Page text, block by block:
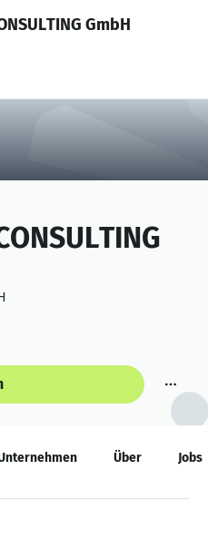
AnmeldenGmbH
Über Jobs